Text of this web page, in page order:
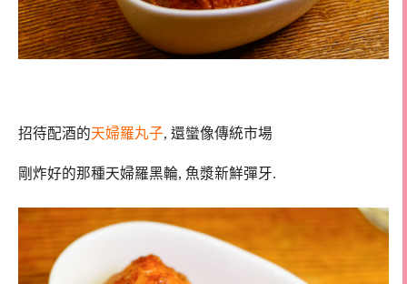
招待配酒的天婦羅丸子, 還蠻像傳統市場
剛炸好的那種天婦羅黑輪, 魚漿新鮮彈牙.